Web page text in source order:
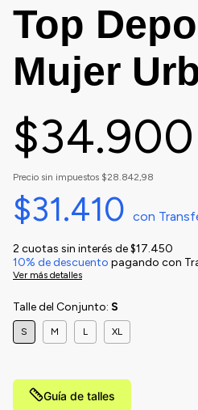
Top
Mujer
$34.900
Precio sin impuestos $28.842,98
$31.410 con
2 cuotas sin interés de$17.450
10% de descuento pagando con
Ver más detalles
Talle del Conjunto: S
S M L XL
Guía de talles